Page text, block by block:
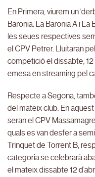
En Primera, viurem un
Baronia. La Baronia A i La
les seues respectives
el CPV Petrer. Lluitaran
competició el dissabte, 12
emesa en streaming pel
Respecte a Segona,
del mateix club. En
seran el CPV
quals es van desfer a
Trinquet de Torrent B,
categoria se celebrarà
el mateix dissabte 12